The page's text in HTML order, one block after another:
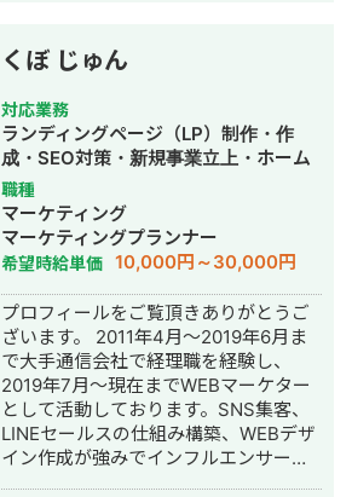
Googleのサービスを使ったら、どんな
感じに開発できるのかイメージが湧か
ないという方も大歓迎！ フワッとした
イメージでも良いので「こんなことを
したい」という内容を伝えて頂けれ
ば、その内容を実現するための方法を
具体的に提案させて頂きます。 一度ビ
デオ会議でお話してみませんか？もち
ろん無料です。 【Google Apps
Script、Appsheetで開発するメリッ
ト】 ★月々にかかる費用がタダ！
Googleアカウントさえあれば利用可能
なので月々にかかる費用が0円です。
GASによる開発は、長期的にみて非常
にお得です。 ★開発コストが低い
Google WorkSpaceを元に開発するの
で、作業量が少なく済み、その分コス
トを抑えることができます。 ★他の
Googleサービスとの連携ができるので
くぼ じゅん
対応業務
ランディングページ（LP）制作・作
成・SEO対策・新規事業立上・ホーム
ページ制作・作成・リスティング広告
運用代行
職種
マーケティング
マーケティングプランナー
希望時給単価 10,000円～30,000円
プロフィールをご覧頂きありがとうご
ざいます。 2011年4月～2019年6月ま
で大手通信会社で経理職を経験し、
2019年7月～現在までWEBマーケター
として活動しております。SNS集客、
LINEセールスの仕組み構築、WEBデザ
イン作成が強みでインフルエンサーの